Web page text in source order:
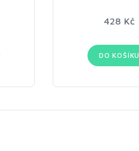
428 Kč
DO KOŠÍKU